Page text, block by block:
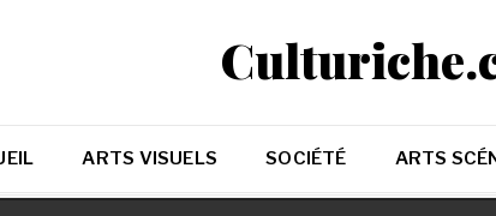
ARTS VISUELS SOCIÉTÉ ARTS